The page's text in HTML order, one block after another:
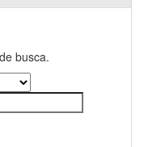
busca.